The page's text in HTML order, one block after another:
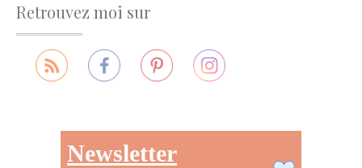
Retrouvez moi sur
Newsletter